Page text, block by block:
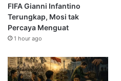
FIFA Gianni Infantino
Terungkap, Mosi tak
Percaya Menguat
1 hour ago